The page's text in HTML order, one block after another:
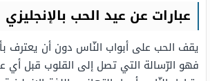
عبارات عن عيد الحب بالإنجليزي
يقف الحب على أبواب النّاس دون أن يعترف
فهو الرّسالة التي تصل إلى القلوب قبل أي